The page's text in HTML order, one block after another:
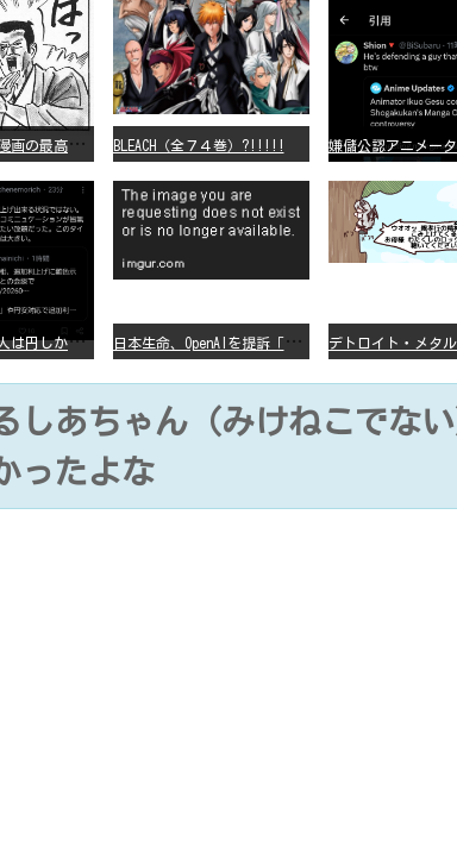
【
朗報】ギャグ漫画の最高傑作、「パタリロ」に決まる BLEACH（全７４巻）?!!!!!
識
者「我々日本人は円しか使っていないので円安になろうが問題ない」 日
本生命、OpenAIを提訴「ChatGPTが非弁行為」
しあちゃん（みけねこでな
ったよな